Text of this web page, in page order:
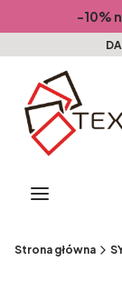
-10%
Menu
Strona główna